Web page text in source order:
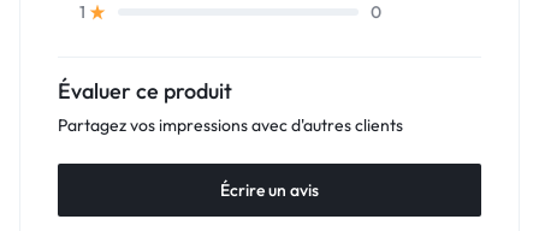
1
0
Évaluer ce produit
Partagez vos impressions avec d'autres clients
Écrire un avis